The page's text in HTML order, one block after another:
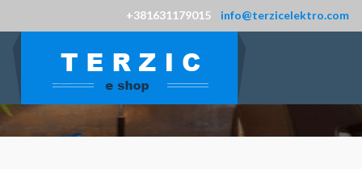
+381631179015 info@terzicelektro.com